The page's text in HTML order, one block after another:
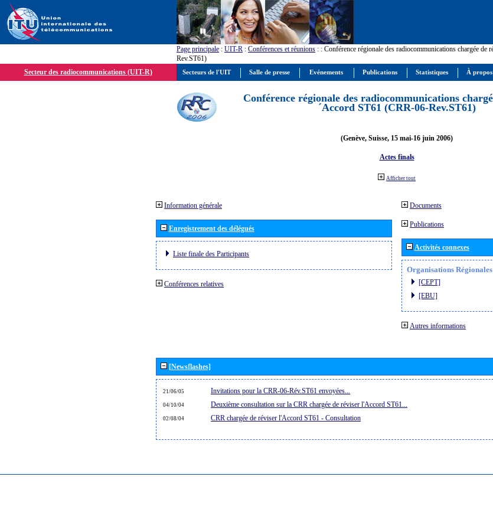
Page principale : UIT-R : Conférences et réunions : : Conférence régionale des radiocommunications chargée
Rev.ST61)
Secteur des radiocommunications (UIT-R)
Conférence régionale des radiocommunications
´Accord ST61 (CRR-06-Rev.ST61)
(Genève, Suisse, 15 mai-16 juin 2006)
Actes finals
Afficher tout
Information générale
Enregistrement des délégués
Liste finale des Participants
Conférences relatives
Documents
Publications
Activités connexes
Organisations Régionales
[CEPT]
[EBU]
Autres informations
[Newsflashes]
21/06/05 Invitations pour la CRR-06-Rév.ST61 envoyées...
04/10/04 Deuxième consultation sur la CRR chargée de réviser l'Accord ST61...
02/08/04 CRR chargée de réviser l'Accord ST61 - Consultation
Secteurs de l'UIT Salle de presse Evénements Publications Statistiques À